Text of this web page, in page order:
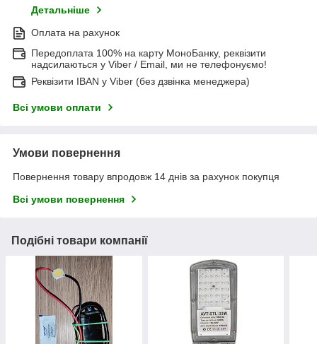
Детальніше
Оплата на рахунок
Передоплата 100% на карту МоноБанку, реквізити
надсилаються у Viber / Email, ми не телефонуємо!
Реквізити IBAN у Viber (без дзвінка менеджера)
Всі умови оплати
Умови повернення
Повернення товару впродовж 14 днів за рахунок покупця
Всі умови повернення
Подібні товари компанії